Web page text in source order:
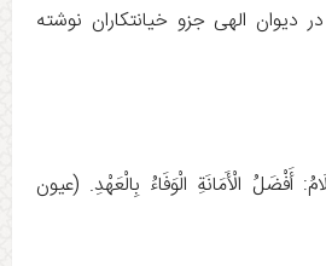
الهی جزو خیانتکاران نوشته
أَفْضَلُ الْأَمَانَةِ الْوَفَاءُ بِالْعَهْدِ. (عيون